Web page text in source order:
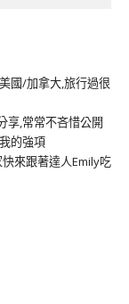
國/加拿大,旅行過很
享,常常不吝惜公開
的強項
來跟著達人Emily吃